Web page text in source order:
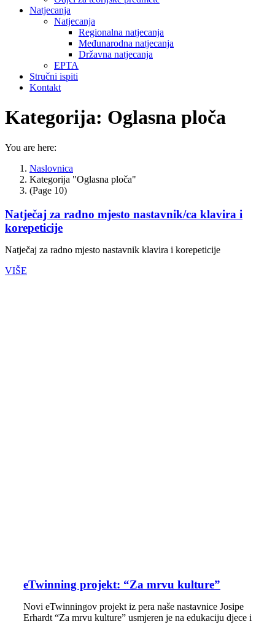
Natjecanja
Natjecanja
Regionalna natjecanja
Međunarodna natjecanja
Državna natjecanja
EPTA
Stručni ispiti
Kontakt
Kategorija: Oglasna ploča
You are here:
Naslovnica
Kategorija "Oglasna ploča"
(Page 10)
Natječaj za radno mjesto nastavnik/ca klavira i
korepeticije
Natječaj za radno mjesto nastavnik klavira i korepeticije
VIŠE
eTwinning projekt: “Za mrvu kulture”
Novi eTwinningov projekt iz pera naše nastavnice Josipe
Erhardt “Za mrvu kulture” usmjeren je na edukaciju djece i